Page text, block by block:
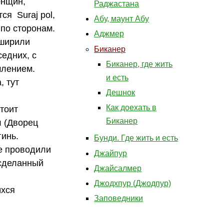
Suraj pol,
сторонам.
с
тут
(Дворец
проводили
Раджастана
Абу, маунт Абу
Аджмер
Биканер
Биканер, где жить
и есть
Дешнок
Как доехать в
Биканер
Бунди. Где жить и есть
Джайпур
Джайсалмер
Джодхпур (Джодпур)
Заповедники